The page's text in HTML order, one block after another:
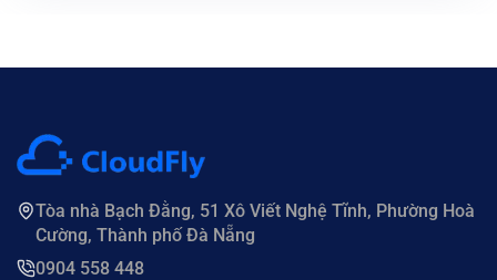
Tòa nhà Bạch Đằng, 51 Xô Viết Nghệ Tĩnh, Phường Hoà
Cường, Thành phố Đà Nẵng
0904 558 448